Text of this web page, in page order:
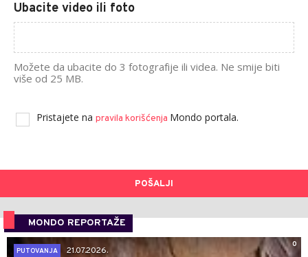
Ubacite video ili foto
Možete da ubacite do 3 fotografije ili videa. Ne smije biti
više od 25 MB.
Pristajete na pravila korišćenja Mondo portala.
POŠALJI
MONDO REPORTAŽE
0
PUTOVANJA
21.07.2026.